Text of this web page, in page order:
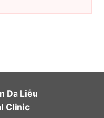
Da Liễu
Clinic